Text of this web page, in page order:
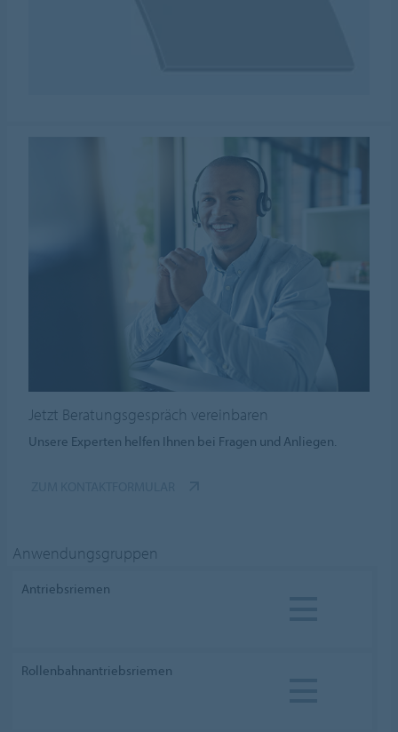
Jetzt Beratungsgespräch vereinbaren
Unsere Experten helfen Ihnen bei Fragen und Anliegen.
Anwendungsgruppen
Antriebsriemen
Rollenbahnantriebsriemen